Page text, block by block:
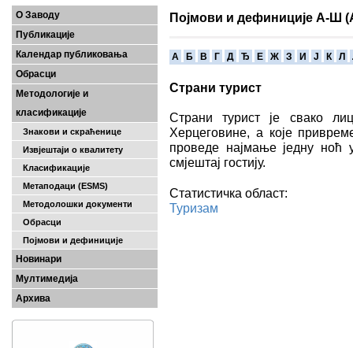
О Заводу
Публикације
Календар публиковања
Обрасци
Методологије и
класификације
Знакови и скраћенице
Извјештаји о квалитету
Класификације
Метаподаци (ESMS)
Методолошки документи
Обрасци
Појмови и дефиниције
Новинари
Мултимедија
Архива
Појмови и дефиниције А-Ш
A Б В Г Д Ђ Е Ж З И Ј К Л
Страни турист
Страни турист је свако
Херцеговине, а које
проведе најмање једну ноћ
смјештај гостију.
Статистичка област:
Туризам